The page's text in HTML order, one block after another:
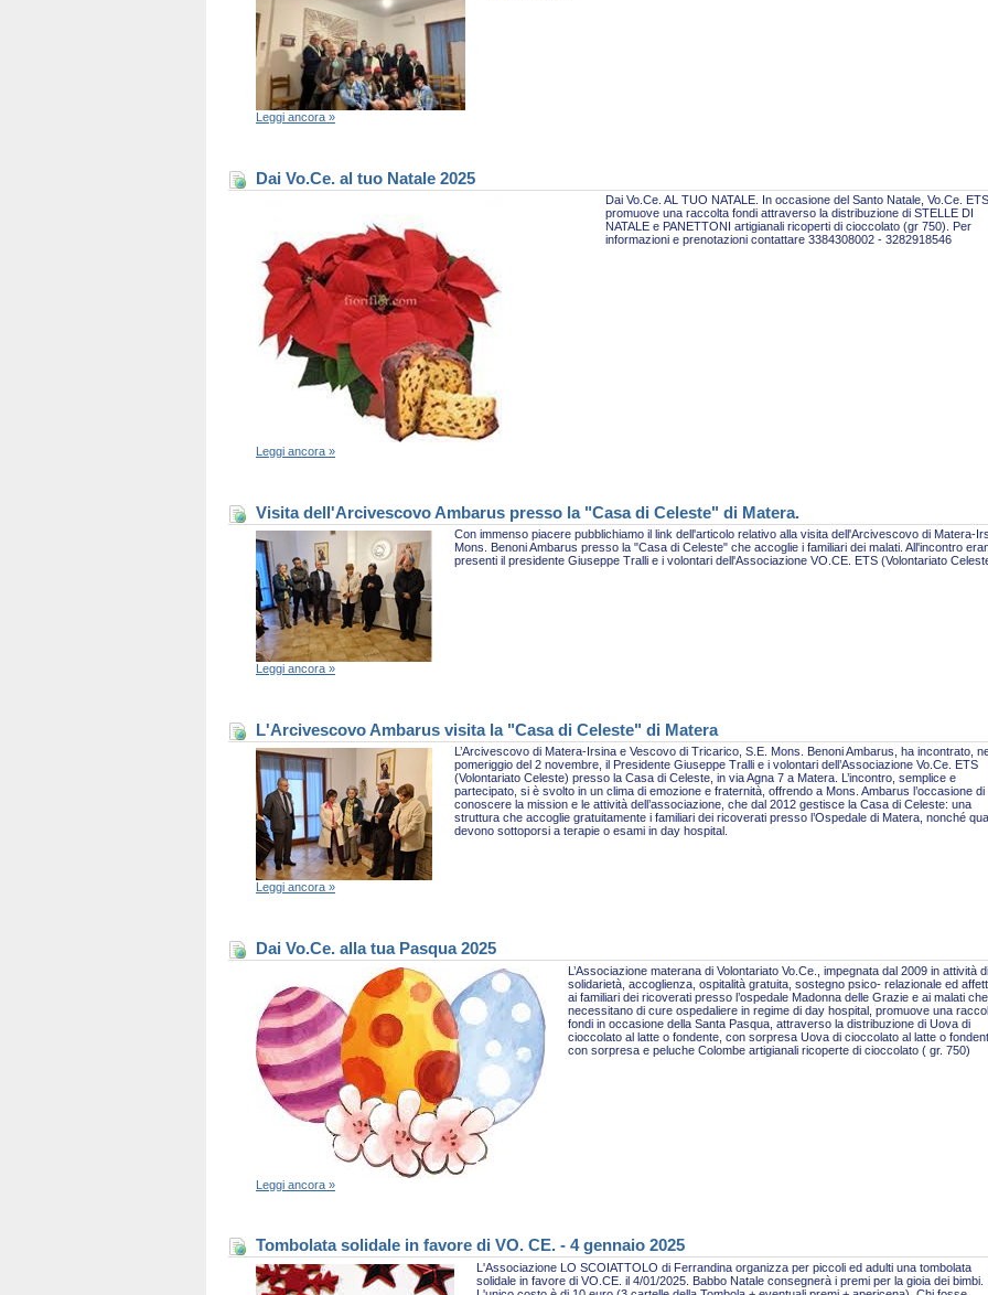
Leggi ancora »
Dai Vo.Ce. al tuo Natale 2025
Dai Vo.Ce. AL TUO NATALE. In occasione del Santo Natale, Vo.Ce. ETS
promuove una raccolta fondi attraverso la distribuzione di STELLE DI
NATALE e PANETTONI artigianali ricoperti di cioccolato (gr 750). Per
informazioni e prenotazioni contattare 3384308002 - 3282918546
Leggi ancora »
Visita dell'Arcivescovo Ambarus presso la "Casa di Celeste" di Matera.
Con immenso piacere pubblichiamo il link dell'articolo relativo alla visita dell'Arcivescovo di Matera-
Mons. Benoni Ambarus presso la "Casa di Celeste" che accoglie i familiari dei malati. All'incontro
presenti il presidente Giuseppe Tralli e i volontari dell'Associazione VO.CE. ETS (Volontariato
Leggi ancora »
L'Arcivescovo Ambarus visita la "Casa di Celeste" di Matera
L’Arcivescovo di Matera-Irsina e Vescovo di Tricarico, S.E. Mons. Benoni Ambarus, ha incontrato,
pomeriggio del 2 novembre, il Presidente Giuseppe Tralli e i volontari dell’Associazione Vo.Ce. ETS
(Volontariato Celeste) presso la Casa di Celeste, in via Agna 7 a Matera. L’incontro, semplice e
partecipato, si è svolto in un clima di emozione e fraternità, offrendo a Mons. Ambarus l’occasione di
conoscere la mission e le attività dell’associazione, che dal 2012 gestisce la Casa di Celeste: una
struttura che accoglie gratuitamente i familiari dei ricoverati presso l’Ospedale di Matera, nonché
devono sottoporsi a terapie o esami in day hospital.
Leggi ancora »
Dai Vo.Ce. alla tua Pasqua 2025
L’Associazione materana di Volontariato Vo.Ce., impegnata dal 2009 in attività di
solidarietà, accoglienza, ospitalità gratuita, sostegno psico- relazionale ed
ai familiari dei ricoverati presso l’ospedale Madonna delle Grazie e ai malati che
necessitano di cure ospedaliere in regime di day hospital, promuove una
fondi in occasione della Santa Pasqua, attraverso la distribuzione di Uova di
cioccolato al latte o fondente, con sorpresa Uova di cioccolato al latte o
con sorpresa e peluche Colombe artigianali ricoperte di cioccolato ( gr. 750)
Leggi ancora »
Tombolata solidale in favore di VO. CE. - 4 gennaio 2025
L'Associazione LO SCOIATTOLO di Ferrandina organizza per piccoli ed adulti una tombolata
solidale in favore di VO.CE. il 4/01/2025. Babbo Natale consegnerà i premi per la gioia dei bimbi.